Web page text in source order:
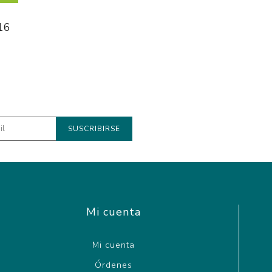
Mi cuenta
Mi cuenta
Órdenes